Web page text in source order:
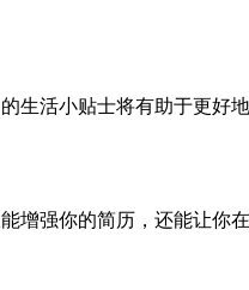
活小贴士将有助于更
增强你的简历，还能让你